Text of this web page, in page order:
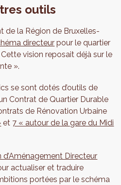
outils
de la Région de Bruxelles-
directeur pour le quartier
vision reposait déjà sur le
».
se sont dotés d’outils de
Contrat de Quartier Durable
de Rénovation Urbaine
et 7 « autour de la gare du Midi
d’Aménagement Directeur
actualiser et traduire
portées par le schéma